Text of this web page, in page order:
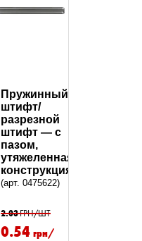
Пружинный
штифт/
разрезной
штифт — с
пазом,
утяжеленная
конструкция
(арт. 0475622)
2.03ГРН/ШТ
0.54 грн/